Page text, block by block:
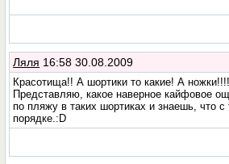
Ляля 16:58 30.08.2009
Красотища!! А шортики то какие! А
Представляю, какое наверное кайфовое
по пляжу в таких шортиках и знаешь, что с
порядке.:D